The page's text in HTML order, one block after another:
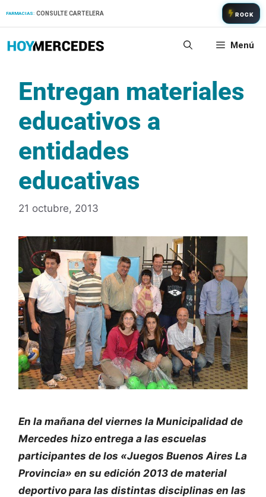
FARMACIAS: CONSULTE CARTELERA ROCK
Menú
Entregan materiales
educativos a
entidades
educativas
21 octubre, 2013
En la mañana del viernes la Municipalidad de
Mercedes hizo entrega a las escuelas
participantes de los «Juegos Buenos Aires La
Provincia» en su edición 2013 de material
deportivo para las distintas disciplinas en las